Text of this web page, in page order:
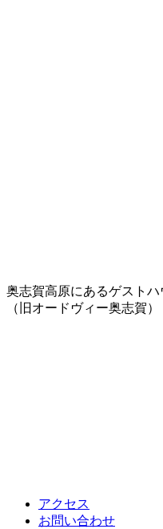
奥志賀高原にあるゲストハ
（旧オードヴィー奥志賀）
アクセス
お問い合わせ